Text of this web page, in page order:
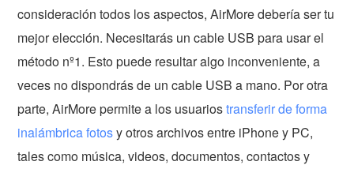
consideración todos los aspectos, AirMore debería ser tu
mejor elección. Necesitarás un cable USB para usar el
método nº1. Esto puede resultar algo inconveniente, a
veces no dispondrás de un cable USB a mano. Por otra
parte, AirMore permite a los usuariostransferir de forma
inalámbrica fotosy otros archivos entre iPhone y PC,
tales como música, videos, documentos, contactos y